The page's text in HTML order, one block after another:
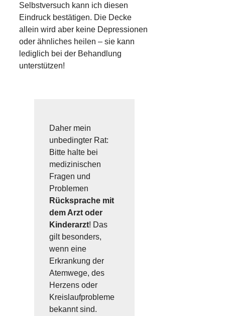
Selbstversuch kann ich diesen
Eindruck bestätigen. Die Decke
allein wird aber keine Depressionen
oder ähnliches heilen – sie kann
lediglich bei der Behandlung
unterstützen!
Daher mein
unbedingter Rat:
Bitte halte bei
medizinischen
Fragen und
Problemen
Rücksprache mit
dem Arzt oder
Kinderarzt! Das
gilt besonders,
wenn eine
Erkrankung der
Atemwege, des
Herzens oder
Kreislaufprobleme
bekannt sind.